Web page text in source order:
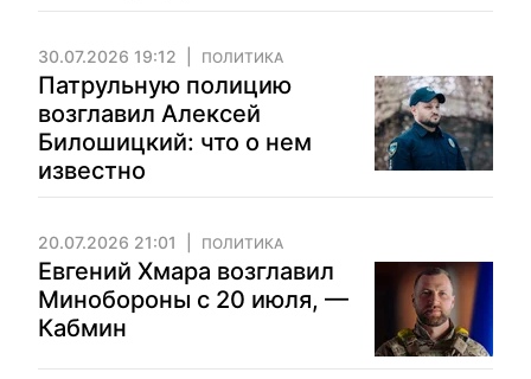
30.07.2026 19:12 ПОЛИТИКА
Патрульную полицию
возглавил Алексей
Билошицкий: что о нем
известно
20.07.2026 21:01 ПОЛИТИКА
Евгений Хмара возглавил
Минобороны с 20 июля, —
Кабмин